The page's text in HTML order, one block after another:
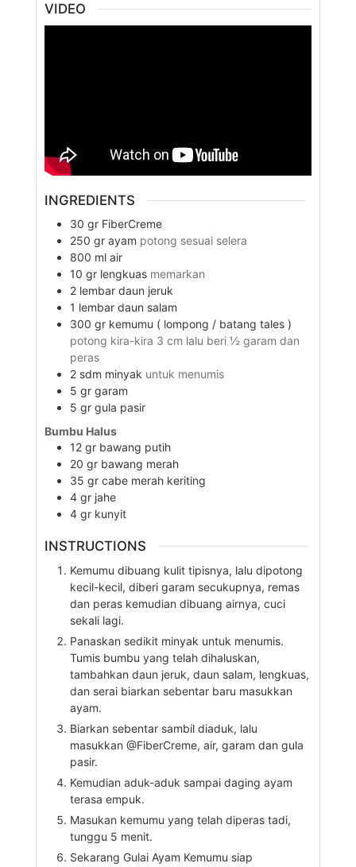
VIDEO
INGREDIENTS
30 gr FiberCreme
250 gr ayam potong sesuai selera
800 ml air
10 gr lengkuas memarkan
2 lembar daun jeruk
1 lembar daun salam
300 gr kemumu ( lompong / batang tales )
potong kira-kira 3 cm lalu beri ½ garam dan
peras
2 sdm minyak untuk menumis
5 gr garam
5 gr gula pasir
Bumbu Halus
12 gr bawang putih
20 gr bawang merah
35 gr cabe merah keriting
4 gr jahe
4 gr kunyit
INSTRUCTIONS
Kemumu dibuang kulit tipisnya, lalu dipotong
kecil-kecil, diberi garam secukupnya, remas
dan peras kemudian dibuang airnya, cuci
sekali lagi.
Panaskan sedikit minyak untuk menumis.
Tumis bumbu yang telah dihaluskan,
tambahkan daun jeruk, daun salam, lengkuas,
dan serai biarkan sebentar baru masukkan
ayam.
Biarkan sebentar sambil diaduk, lalu
masukkan @FiberCreme, air, garam dan gula
pasir.
Kemudian aduk-aduk sampai daging ayam
terasa empuk.
Masukan kemumu yang telah diperas tadi,
tunggu 5 menit.
Sekarang Gulai Ayam Kemumu siap